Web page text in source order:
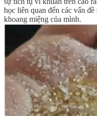
học liên quan đến các vấn
khoang miệng của mình.